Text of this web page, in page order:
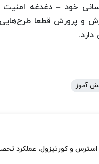
خود – دغدغه
و پرورش قطعا طرح‌هایی
آموز
و کورتیزول، عملکرد